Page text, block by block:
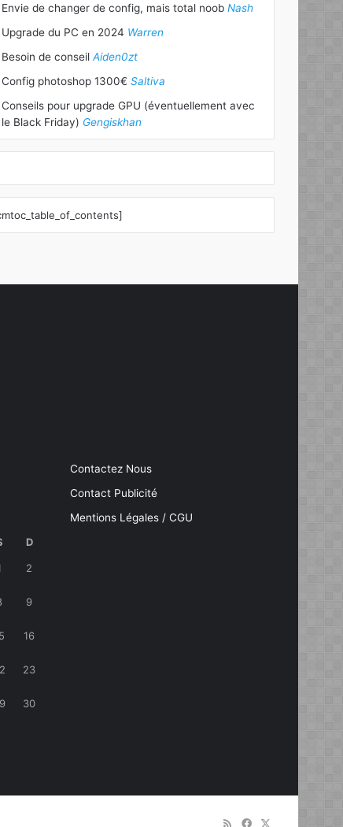
Envie de changer de config, mais total noob Nash
Upgrade du PC en 2024 Warren
Besoin de conseil Aiden0zt
Config photoshop 1300€ Saltiva
Conseils pour upgrade GPU (éventuellement avec
le Black Friday) Gengiskhan
D
2
9
16
23
30
Contactez Nous
Contact Publicité
Mentions Légales / CGU
RSSFacebook